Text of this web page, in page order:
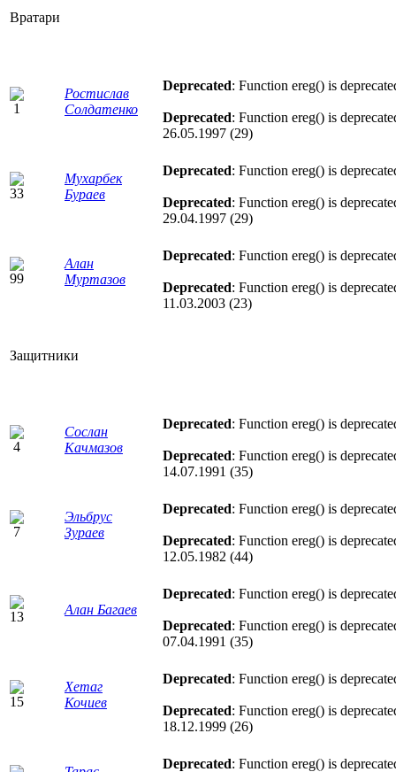
Вратари
Ростислав
Солдатенко
Deprecated: Function ereg() is
Deprecated: Function ereg() is
26.05.1997 (29)
Мухарбек
Бураев
Deprecated: Function ereg() is
Deprecated: Function ereg() is
29.04.1997 (29)
Алан
Муртазов
Deprecated: Function ereg() is
Deprecated: Function ereg() is
11.03.2003 (23)
Защитники
Сослан
Качмазов
Deprecated: Function ereg() is
Deprecated: Function ereg() is
14.07.1991 (35)
Эльбрус
Зураев
Deprecated: Function ereg() is
Deprecated: Function ereg() is
12.05.1982 (44)
Алан Багаев
Deprecated: Function ereg() is
Deprecated: Function ereg() is
07.04.1991 (35)
Хетаг
Кочиев
Deprecated: Function ereg() is
Deprecated: Function ereg() is
18.12.1999 (26)
Deprecated: Function ereg() is